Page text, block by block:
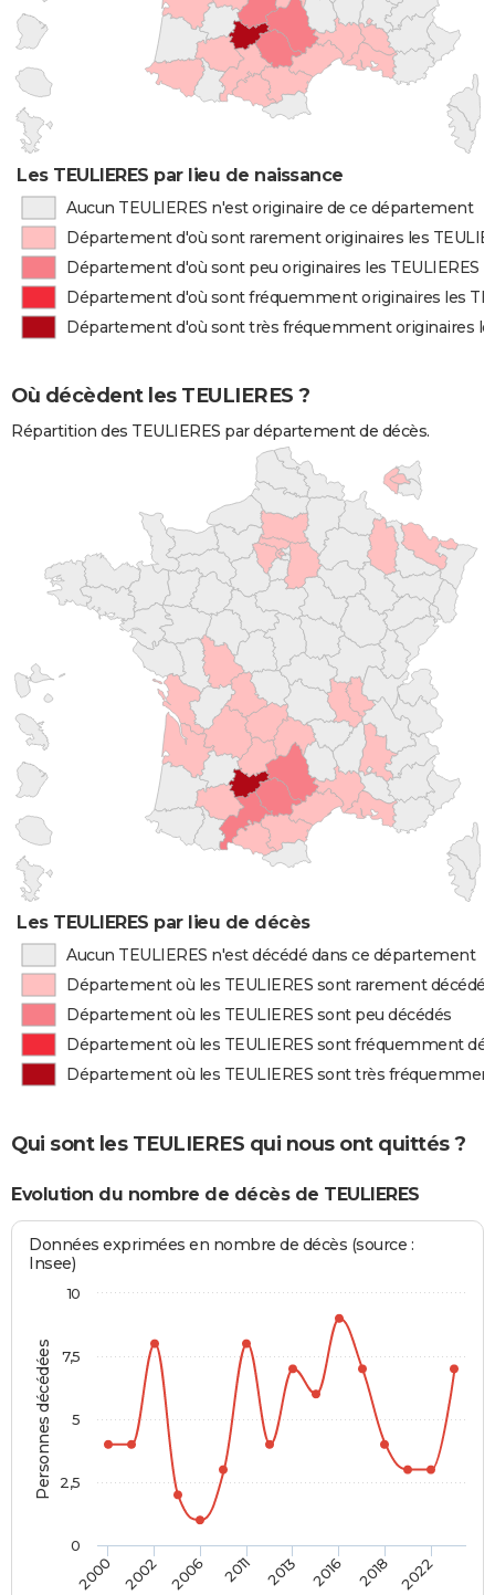
Les TEULIERES par lieu de naissance
Aucun TEULIERES n'est originaire de ce département
Département d'où sont rarement originaires les
Département d'où sont peu originaires les TEULIERES
Département d'où sont fréquemment originaires les
Département d'où sont très fréquemment originaires
Où décèdent les TEULIERES ?
Répartition des TEULIERES par département de décès.
Les TEULIERES par lieu de décès
Aucun TEULIERES n'est décédé dans ce département
Département où les TEULIERES sont rarement décédés
Département où les TEULIERES sont peu décédés
Département où les TEULIERES sont fréquemment
Département où les TEULIERES sont très
Qui sont les TEULIERES qui nous ont quittés ?
Evolution du nombre de décès de TEULIERES
Personnes décédées
Données exprimées en nombre de décès (source :
Insee)
2000 2002 2006 2011 2013 2016 2018 2022
0
2,5
5
7,5
10